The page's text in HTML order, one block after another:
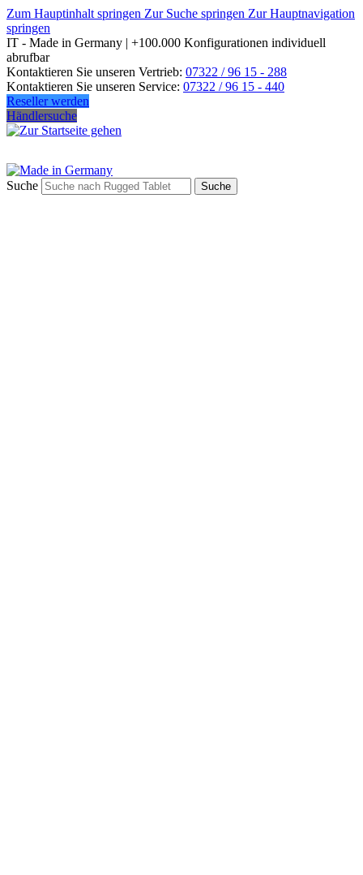
Zum Hauptinhalt springen Zur Suche springen Zur Hauptnavigation
springen
IT - Made in Germany | +100.000 Konfigurationen individuell
abrufbar
Kontaktieren Sie unseren Vertrieb: 07322 / 96 15 - 288
Kontaktieren Sie unseren Service: 07322 / 96 15 - 440
Reseller werden
Händlersuche
Suche Suche